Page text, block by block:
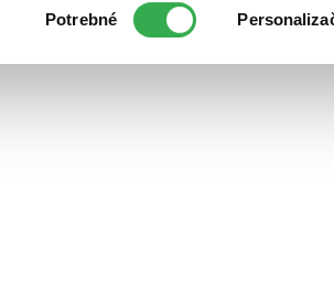
súhlasu
Potrebné